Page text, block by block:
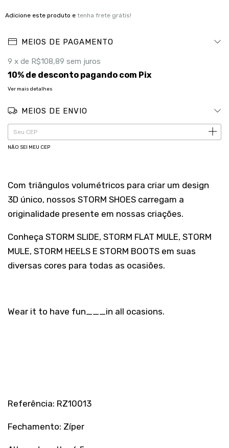
Adicione este produto e tenha frete grátis!
MEIOS DE PAGAMENTO
9 x de R$108,89 sem juros
10% de desconto pagando com Pix
Ver mais detalhes
MEIOS DE ENVIO
ALTERAR CEP
NÃO SEI MEU CEP
Com triângulos volumétricos para criar um design
3D único, nossos STORM SHOES carregam a
originalidade presente em nossas criações.
Conheça STORM SLIDE, STORM FLAT MULE, STORM
MULE, STORM HEELS E STORM BOOTS em suas
diversas cores para todas as ocasiões.
Wear it to have fun___in all ocasions.
Referência: RZ10013
Fechamento: Zíper